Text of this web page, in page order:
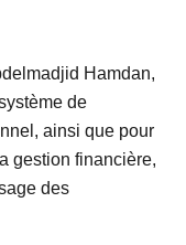
Hamdan,
de
ainsi que pour
gestion financière,
des